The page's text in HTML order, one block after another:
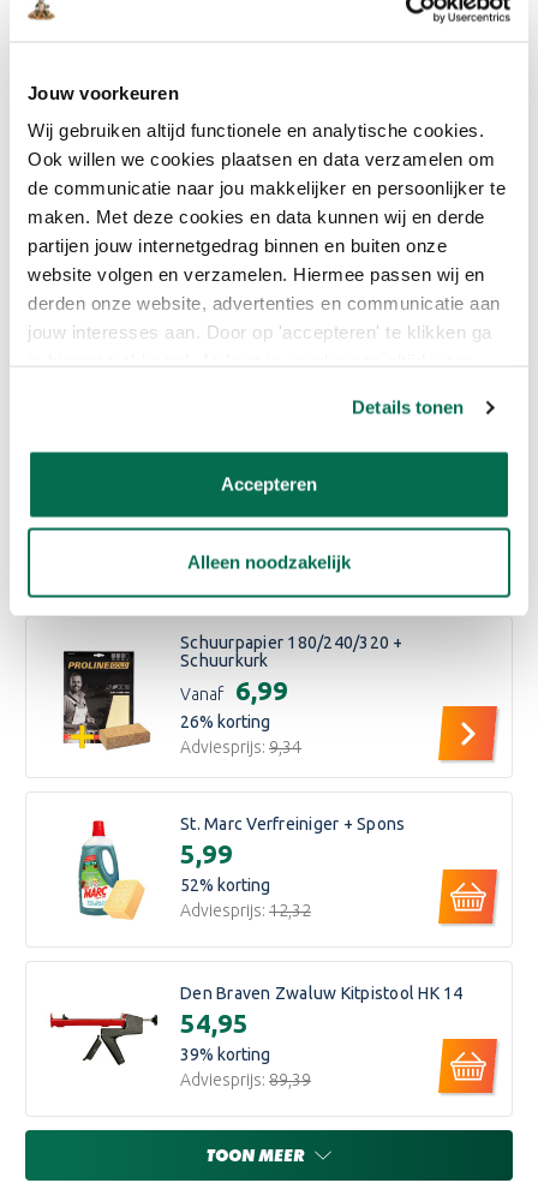
Jouw voorkeuren
Wij gebruiken altijd functionele en analytische cookies.
Ook willen we cookies plaatsen en data verzamelen om
de communicatie naar jou makkelijker en persoonlijker te
maken. Met deze cookies en data kunnen wij en derde
partijen jouw internetgedrag binnen en buiten onze
website volgen en verzamelen. Hiermee passen wij en
derden onze website, advertenties en communicatie aan
jouw interesses aan. Door op 'accepteren' te klikken ga
Details tonen
Accepteren
Alleen noodzakelijk
schuurbaar als overschilderbaar te zijn. Deze Repair Care Super
Bij een gemiddelde temperatuur van 20 graden Celsius duurt het
overschilderbaar is. Dit Finish Care product heeft een uur nodig
bij lagere temperaturen van bijvoorbeeld 5 graden Celsius om
goed te drogen.
* Dit is een indicatie voor een reparatie bij 20ºC. De uitharding kan
afwijken door o.a. schommelingen in temperatuur, laagdikte en
luchtvochtigheid.
Schuurpapier 180/240/320 +
Schuurkurk
Vanaf
€6,99
26% korting
Adviesprijs: €9,34
St. Marc Verfreiniger + Spons
€5,99
52% korting
Adviesprijs: €12,32
Den Braven Zwaluw Kitpistool HK 14
€54,95
39% korting
Adviesprijs: €89,39
TOON MEER